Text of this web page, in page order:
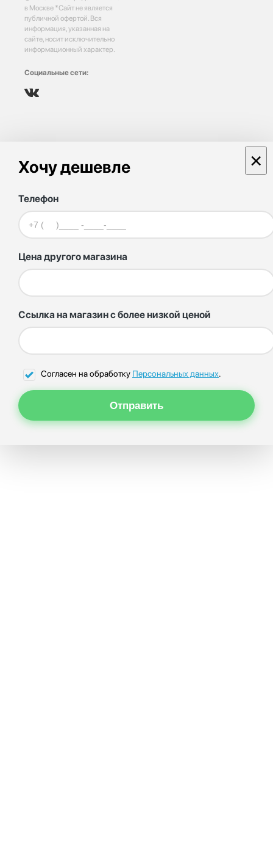
в Москве *Сайт не является
публичной офертой. Вся
информация, указанная на
сайте, носит исключительно
информационный характер.
Социальные сети:
Хочу дешевле ×
Телефон
Цена другого магазина
Ссылка на магазин с более низкой ценой
Согласен на обработку Персональных данных.
Отправить